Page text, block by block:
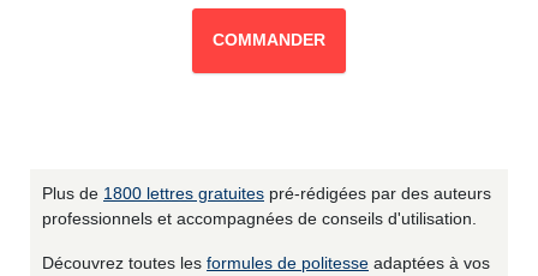
COMMANDER
Plus de 1800 lettres gratuites pré-rédigées par des auteurs
professionnels et accompagnées de conseils d'utilisation.
Découvrez toutes les formules de politesse adaptées à vos